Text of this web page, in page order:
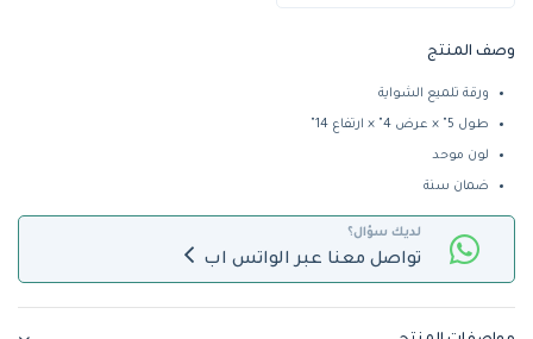
وصف المنتج
ورقة تلميع الشواية
طول 5" × عرض 4" × ارتفاع 14"
لون موحد
ضمان سنة
لديك سؤال؟
تواصل معنا عبر الواتس اب